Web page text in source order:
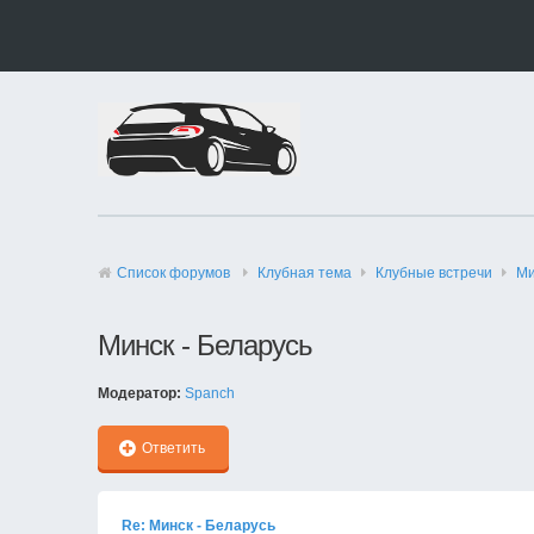
Список форумов Клубная тема Клубные встречи
Минск - Беларусь
Модератор: Spanch
Ответить
Re: Минск - Беларусь